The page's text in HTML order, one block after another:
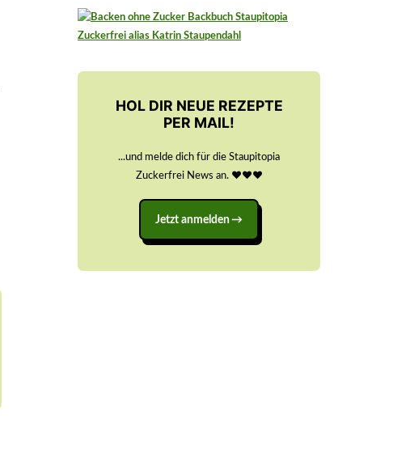
HOL DIR NEUE REZEPTE
PER MAIL!
...und melde dich für die Staupitopia
Zuckerfrei News an. ♥️♥️♥️
Jetzt anmelden